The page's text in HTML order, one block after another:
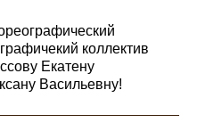
коллектив
Екатену
Васильевну!